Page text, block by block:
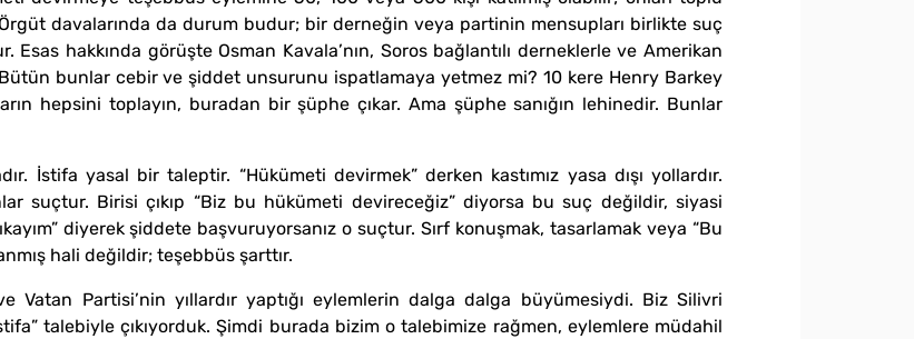
Örgüt davalarında da durum budur; bir derneğin veya partinin mensupları birlikte suç
hakkında görüşte Osman Kavala’nın, Soros bağlantılı derneklerle ve Amerikan
bunlar cebir ve şiddet unsurunu ispatlamaya yetmez mi? 10 kere Henry Barkey
hepsini toplayın, buradan bir şüphe çıkar. Ama şüphe sanığın lehinedir. Bunlar
İstifa yasal bir taleptir. “Hükümeti devirmek” derken kastımız yasa dışı yollardır.
suçtur. Birisi çıkıp “Biz bu hükümeti devireceğiz” diyorsa bu suç değildir, siyasi
diyerek şiddete başvuruyorsanız o suçtur. Sırf konuşmak, tasarlamak veya “Bu
hali değildir; teşebbüs şarttır.
Vatan Partisi’nin yıllardır yaptığı eylemlerin dalga dalga büyümesiydi. Biz Silivri
talebiyle çıkıyorduk. Şimdi burada bizim o talebimize rağmen, eylemlere müdahil